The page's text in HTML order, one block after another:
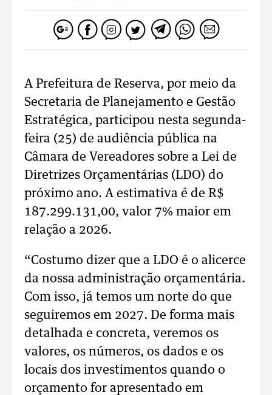
A Prefeitura de Reserva, por meio da
Secretaria de Planejamento e Gestão
Estratégica, participou nesta segunda-
feira (25) de audiência pública na
Câmara de Vereadores sobre a Lei de
Diretrizes Orçamentárias (LDO) do
próximo ano. A estimativa é de R$
187.299.131,00, valor 7% maior em
relação a 2026.
“Costumo dizer que a LDO é o alicerce
da nossa administração orçamentária.
Com isso, já temos um norte do que
seguiremos em 2027. De forma mais
detalhada e concreta, veremos os
valores, os números, os dados e os
locais dos investimentos quando o
orçamento for apresentado em